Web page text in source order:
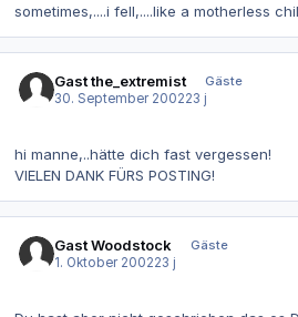
sometimes,....i fell,....like a motherless
Gast the_extremist
Gäste
30. September 200223 j
hi manne,..hätte dich fast vergessen!
VIELEN DANK FÜRS POSTING!
Gast Woodstock
Gäste
1. Oktober 200223 j